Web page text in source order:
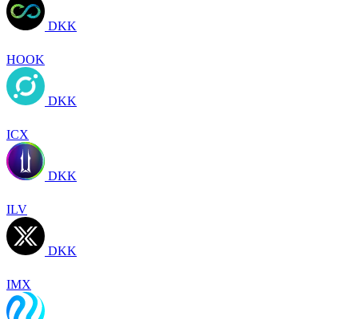
DKK
HOOK
DKK
ICX
DKK
ILV
DKK
IMX